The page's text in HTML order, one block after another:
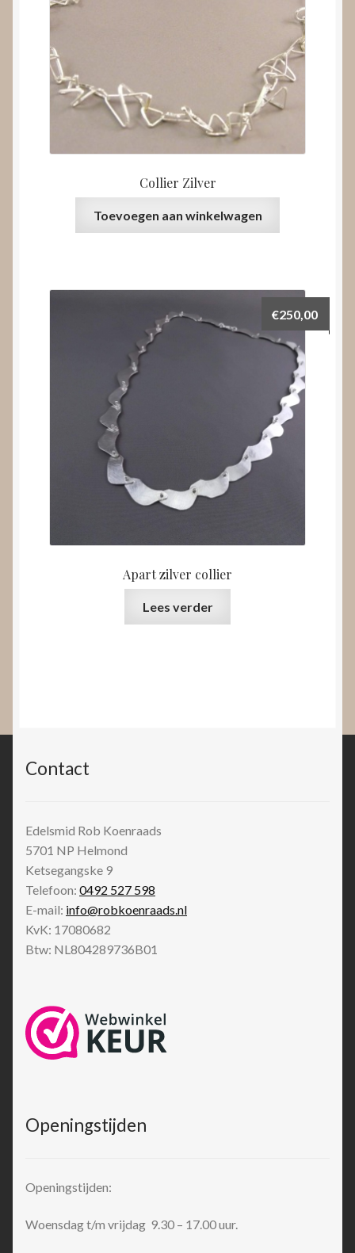
Collier Zilver
Toevoegen aan winkelwagen
Apart zilver collier
€250,00
Lees verder
Contact
Edelsmid Rob Koenraads
5701 NP Helmond
Ketsegangske 9
Telefoon: 0492 527 598
E-mail: info@robkoenraads.nl
KvK: 17080682
Btw: NL804289736B01
Openingstijden
Openingstijden:
Woensdag t/m vrijdag 9.30 – 17.00 uur.